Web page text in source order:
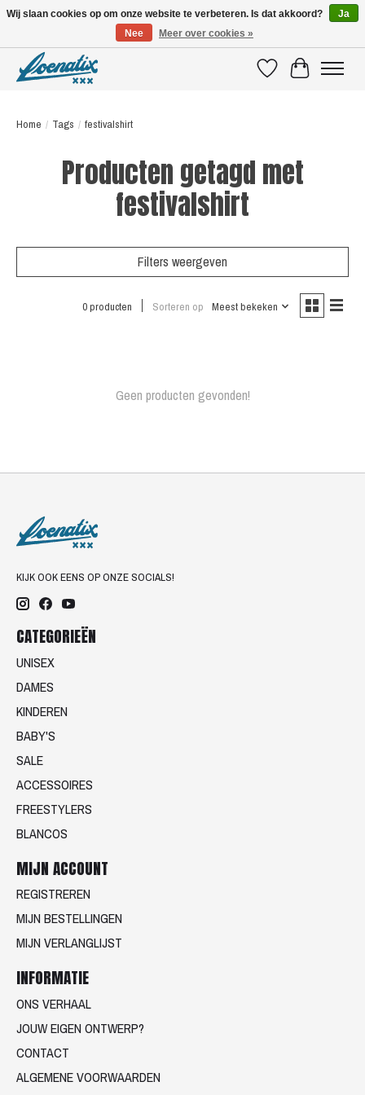
VerlanglijstWinkelwagen
Home / Tags / festivalshirt
Producten getagd met
festivalshirt
Filters weergeven
0 producten Sorteren op Meest bekeken
Geen producten gevonden!
KIJK OOK EENS OP ONZE SOCIALS!
CATEGORIEËN
UNISEX
DAMES
KINDEREN
BABY'S
SALE
ACCESSOIRES
FREESTYLERS
BLANCOS
MIJN ACCOUNT
REGISTREREN
MIJN BESTELLINGEN
MIJN VERLANGLIJST
INFORMATIE
ONS VERHAAL
JOUW EIGEN ONTWERP?
CONTACT
ALGEMENE VOORWAARDEN
Wij slaan cookies op om onze website te verbeteren. Is dat akkoord?
Ja
Nee
Meer over cookies »